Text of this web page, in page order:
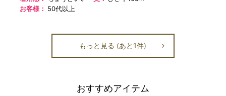
お客様： 50代以上
もっと見る (あと1件)
おすすめアイテム